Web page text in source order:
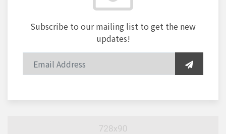
Subscribe to our mailing list to get the new
updates!